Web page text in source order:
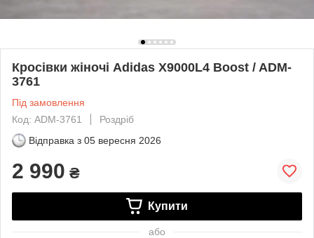
Кросівки жіночі Adidas X9000L4 Boost / ADM-
3761
Під замовлення
Код: ADM-3761
Роздріб
Відправка з 05 вересня 2026
2 990 ₴
Купити
або